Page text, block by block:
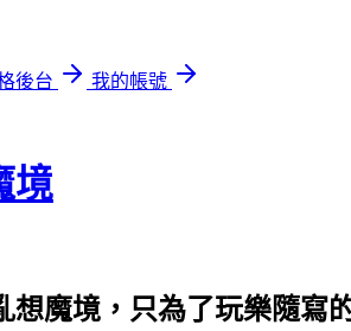
後台
我的帳號
境
想魔境，只為了玩樂隨寫